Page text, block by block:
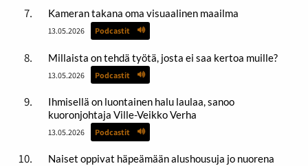
Kameran takana oma visuaalinen maailma
13.05.2026 Podcastit
Millaista on tehdä työtä, josta ei saa kertoa muille?
13.05.2026 Podcastit
Ihmisellä on luontainen halu laulaa, sanoo
kuoronjohtaja Ville-Veikko Verha
13.05.2026 Podcastit
Naiset oppivat häpeämään alushousuja jo nuorena